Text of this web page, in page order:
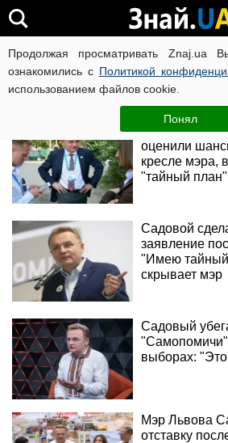
Продолжая просматривать Znaj.ua
ознакомились с Политикой
использованием файлов cookie.
Понял
Андрей Садовой
Битва за
оценили
кресле мэра,
"тайный план"
Садовой
заявление
"Имею тайный
скрывает мэр
Садовый
"Самопомичи"
выборах: "Это
Мэр Львова
отставку